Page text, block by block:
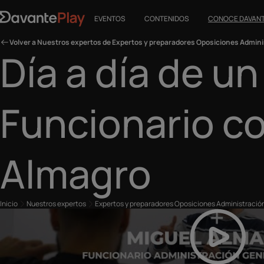
EVENTOS CONTENIDOS CONOCE
Volver a Nuestros expertos de Expertos y preparadores Oposiciones
Día a día de un
Funcionario
Almagro
Inicio Nuestros expertos Expertos y preparadores Oposiciones